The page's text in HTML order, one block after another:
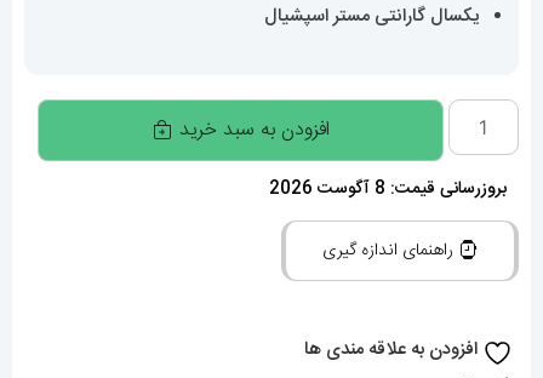
یکسال گارانتی مستر اسپشیال
ساعت
ریچارد
میل
مردانه
رابر
افزودن به سبد خرید
بروزرسانی قیمت: 8 آگوست 2026
راهنمای اندازه گیری
افزودن به علاقه مندی ها